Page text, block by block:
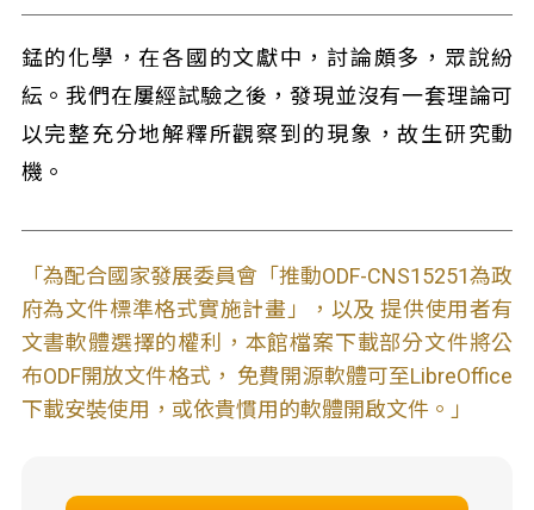
錳的化學，在各國的文獻中，討論頗多，眾說紛
紜。我們在屢經試驗之後，發現並沒有一套理論可
以完整充分地解釋所觀察到的現象，故生研究動
機。
「為配合國家發展委員會「推動ODF-CNS15251為政
府為文件標準格式實施計畫」，以及 提供使用者有
文書軟體選擇的權利，本館檔案下載部分文件將公
布ODF開放文件格式， 免費開源軟體可至LibreOffice
下載安裝使用，或依貴慣用的軟體開啟文件。」